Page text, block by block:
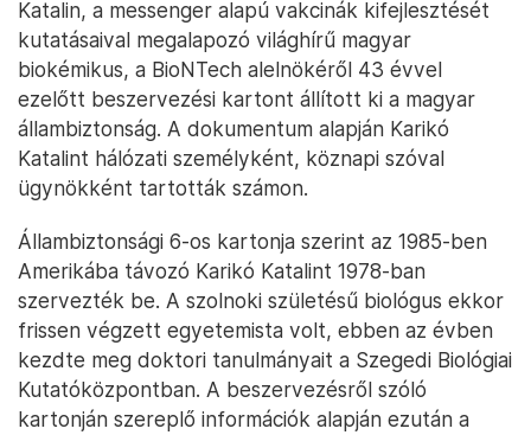
Katalin, a messenger alapú vakcinák kifejlesztését
kutatásaival megalapozó világhírű magyar
biokémikus, a BioNTech alelnökéről 43 évvel
ezelőtt beszervezési kartont állított ki a magyar
állambiztonság. A dokumentum alapján Karikó
Katalint hálózati személyként, köznapi szóval
ügynökként tartották számon.
Állambiztonsági 6-os kartonja szerint az 1985-ben
Amerikába távozó Karikó Katalint 1978-ban
szervezték be. A szolnoki születésű biológus ekkor
frissen végzett egyetemista volt, ebben az évben
kezdte meg doktori tanulmányait a Szegedi Biológiai
Kutatóközpontban. A beszervezésről szóló
kartonján szereplő információk alapján ezután a